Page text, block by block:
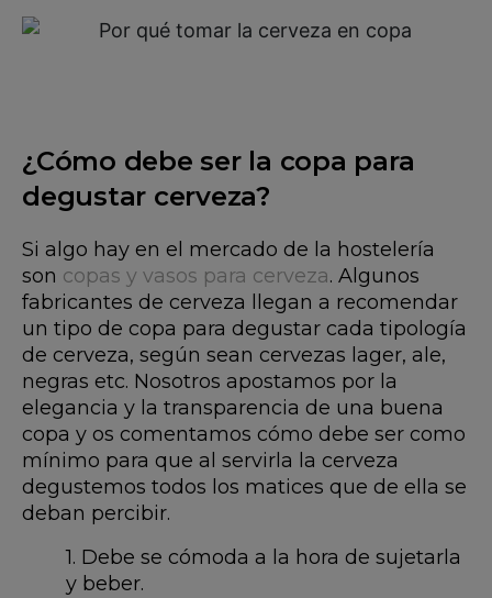
¿Cómo debe ser la copa para
degustar cerveza?
Si algo hay en el mercado de la hostelería
son copas y vasos para cerveza. Algunos
fabricantes de cerveza llegan a recomendar
un tipo de copa para degustar cada tipología
de cerveza, según sean cervezas lager, ale,
negras etc. Nosotros apostamos por la
elegancia y la transparencia de una buena
copa y os comentamos cómo debe ser como
mínimo para que al servirla la cerveza
degustemos todos los matices que de ella se
deban percibir.
1. Debe se cómoda a la hora de sujetarla
y beber.